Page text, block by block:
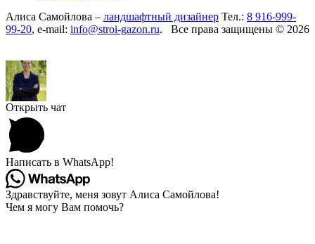
Алиса Самойлова – ландшафтный дизайнер Тел.: 8 916-999-
99-20, e-mail: info@stroi-gazon.ru. Все права защищены © 2026
Открыть чат
Написать в WhatsApp!
Здравствуйте, меня зовут Алиса Самойлова!
Чем я могу Вам помочь?